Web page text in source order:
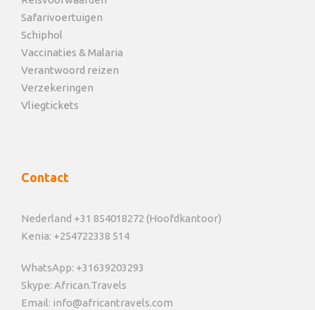
Safarivoertuigen
Schiphol
Vaccinaties & Malaria
Verantwoord reizen
Verzekeringen
Vliegtickets
Contact
Nederland +31 854018272 (Hoofdkantoor)
Kenia: +254722338 514
WhatsApp: +31639203293
Skype: African.Travels
Email: info@africantravels.com